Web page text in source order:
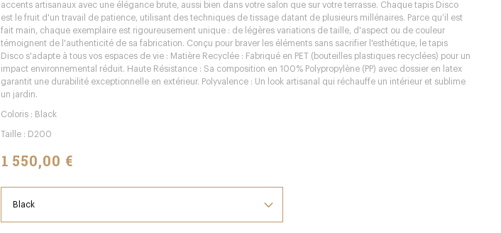
accents artisanaux avec une élégance brute, aussi bien dans votre salon que sur votre terrasse. Chaque tapis Disco
est le fruit d'un travail de patience, utilisant des techniques de tissage datant de plusieurs millénaires. Parce qu’il est
fait main, chaque exemplaire est rigoureusement unique : de légères variations de taille, d'aspect ou de couleur
témoignent de l'authenticité de sa fabrication. Conçu pour braver les éléments sans sacrifier l'esthétique, le tapis
Disco s'adapte à tous vos espaces de vie : Matière Recyclée : Fabriqué en PET (bouteilles plastiques recyclées) pour un
impact environnemental réduit. Haute Résistance : Sa composition en 100% Polypropylène (PP) avec dossier en latex
garantit une durabilité exceptionnelle en extérieur. Polyvalence : Un look artisanal qui réchauffe un intérieur et sublime
un jardin.
Coloris : Black
Taille : D200
1 550,00 €